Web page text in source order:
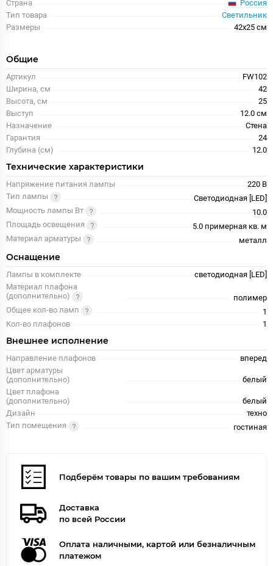
Страна
Россия
Тип товара
Светильник
Размеры
42x25 см
Общие
Артикул
FW102
Ширина, см
42
Высота, см
25
Выступ
12.0 см
Назначение
Стена
Гарантия
24
Глубина (см)
12.0
Технические характеристики
Напряжение питания лампы
220 В
Тип лампы
Светодиодная [LED]
Мощность лампы Вт
10.0
Площадь освещения
5.0 примерная кв. м
Материал арматуры
металл
Оснащение
Лампы в комплекте
светодиодная [LED]
Материал плафона
(дополнительно)
полимер
Общее кол-во ламп
1
Кол-во плафонов
1
Внешнее исполнение
Направление плафонов
вперед
Цвет арматуры
(дополнительно)
белый
Цвет плафона
(дополнительно)
белый
Дизайн
техно
Тип помещения
гостиная
Подберём товары по вашим требованиям
Доставка
по всей России
Оплата наличными, картой или безналичным
платежом